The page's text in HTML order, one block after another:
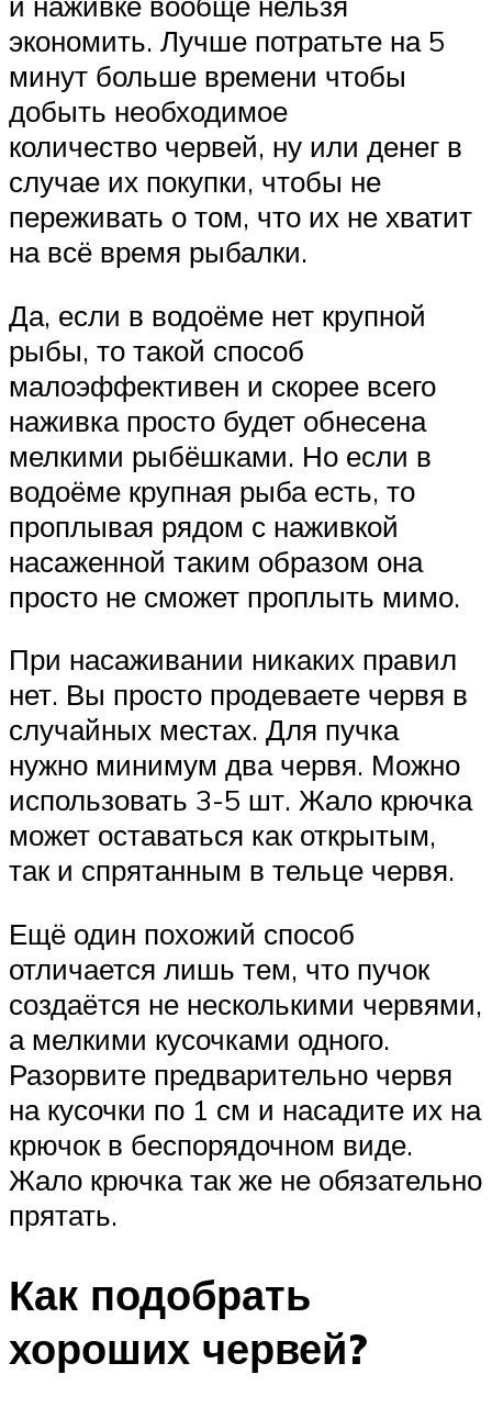
экономить. Лучше потратьте на 5
минут больше времени чтобы
добыть необходимое
количество червей, ну или денег в
случае их покупки, чтобы не
переживать о том, что их не хватит
на всё время рыбалки.
Да, если в водоёме нет крупной
рыбы, то такой способ
малоэффективен и скорее всего
наживка просто будет обнесена
мелкими рыбёшками. Но если в
водоёме крупная рыба есть, то
проплывая рядом с наживкой
насаженной таким образом она
просто не сможет проплыть мимо.
При насаживании никаких правил
нет. Вы просто продеваете червя в
случайных местах. Для пучка
нужно минимум два червя. Можно
использовать 3-5 шт. Жало крючка
может оставаться как открытым,
так и спрятанным в тельце червя.
Ещё один похожий способ
отличается лишь тем, что пучок
создаётся не несколькими червями,
а мелкими кусочками одного.
Разорвите предварительно червя
на кусочки по 1 см и насадите их на
крючок в беспорядочном виде.
Жало крючка так же не обязательно
прятать.
Как подобрать
хороших червей?